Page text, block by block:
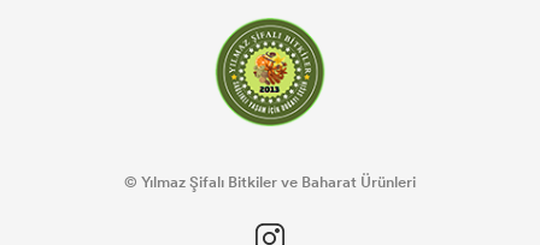
© Yılmaz Şifalı Bitkiler ve Baharat Ürünleri